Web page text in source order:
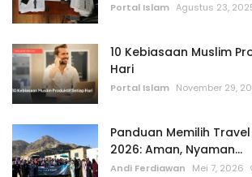
Portal Islam Agustus 23,
10 Kebiasaan Muslim
Hari
Portal Islam November 29,
Panduan Memilih
2026: Aman, Nyaman...
Andi Ferdiawan Mei 7, 2026